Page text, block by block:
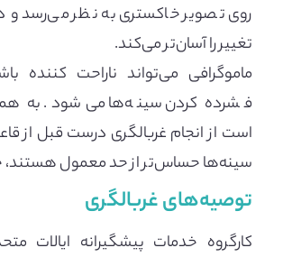
روی تصویر خاکستری به نظر می‌رسد و
تغییر را آسان‌تر می‌کند.
ماموگرافی می‌تواند ناراحت کننده
فشرده کردن سینه‌ها می‌شود. به
است از انجام غربالگری درست قبل از
سینه‌ها حساس‌تر از حد معمول هستند،
توصیه‌های غربالگری